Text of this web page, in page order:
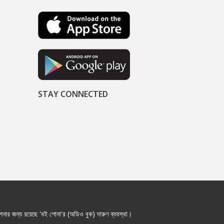
STAY CONNECTED
জন্য রয়েছে 'বই শোনা'র (অডিও বুক) দারুণ ব্যবস্থা।